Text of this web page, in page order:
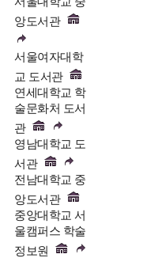
앙도서관
서울여자대학
교 도서관
연세대학교 학
술문화처 도서
관
영남대학교 도
서관
전남대학교 중
앙도서관
중앙대학교 서
울캠퍼스 학술
정보원